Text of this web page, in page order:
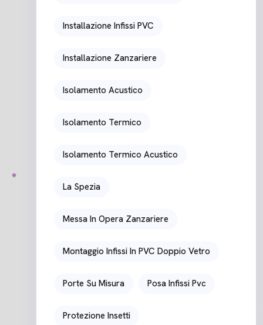
Installazione Infissi PVC
Installazione Zanzariere
Isolamento Acustico
Isolamento Termico
Isolamento Termico Acustico
La Spezia
Messa In Opera Zanzariere
Montaggio Infissi In PVC Doppio Vetro
Porte Su Misura Posa Infissi Pvc
Protezione Insetti